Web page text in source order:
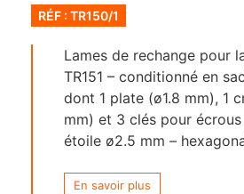
RÉF : TR150/1
Lames de rechange pour
TR151 – conditionné en
dont 1 plate (ø1.8 mm), 1
mm) et 3 clés pour
étoile ø2.5 mm –
En savoir plus